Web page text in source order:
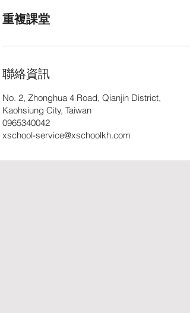
重複課堂
聯絡資訊
No. 2, Zhonghua 4 Road, Qianjin District,
Kaohsiung City, Taiwan
0965340042
xschool-service@xschoolkh.com